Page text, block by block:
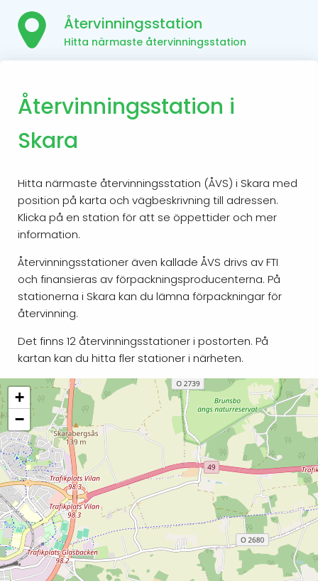
Återvinningsstation
Hitta närmaste återvinningsstation
Återvinningsstation i
Skara
Hitta närmaste återvinningsstation (ÅVS) i Skara med
position på karta och vägbeskrivning till adressen.
Klicka på en station för att se öppettider och mer
information.
Återvinningsstationer även kallade ÅVS drivs av FTI
och finansieras av förpackningsproducenterna. På
stationerna i Skara kan du lämna förpackningar för
återvinning.
Det finns 12 återvinningsstationer i postorten. På
kartan kan du hitta fler stationer i närheten.
+
−